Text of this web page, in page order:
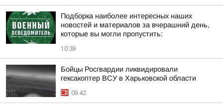
Подборка наиболее интересных наших
новостей и материалов за вчерашний день,
которые вы могли пропустить:
10:39
Бойцы Росгвардии ликвидировали
гексакоптер ВСУ в Харьковской области
09:42